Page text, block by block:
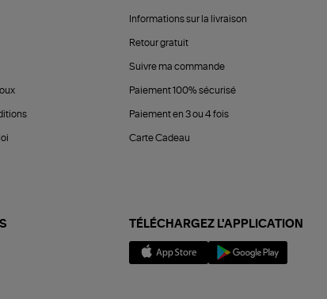
Informations sur la livraison
Retour gratuit
Suivre ma commande
Paiement 100% sécurisé
Paiement en 3 ou 4 fois
Carte Cadeau
TÉLÉCHARGEZ L'APPLICATION